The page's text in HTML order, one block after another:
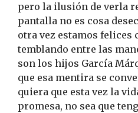
pero la ilusión de verla
pantalla no es cosa
otra vez estamos felices
temblando entre las
son los hijos García
que esa mentira se
quiera que esta vez la
promesa, no sea que